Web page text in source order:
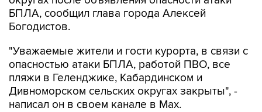
БПЛА, сообщил глава города Алексей
Богодистов.
"Уважаемые жители и гости курорта, в связи с
опасностью атаки БПЛА, работой ПВО, все
пляжи в Геленджике, Кабардинском и
Дивноморском сельских округах закрыты", -
написал он в своем канале в Max.